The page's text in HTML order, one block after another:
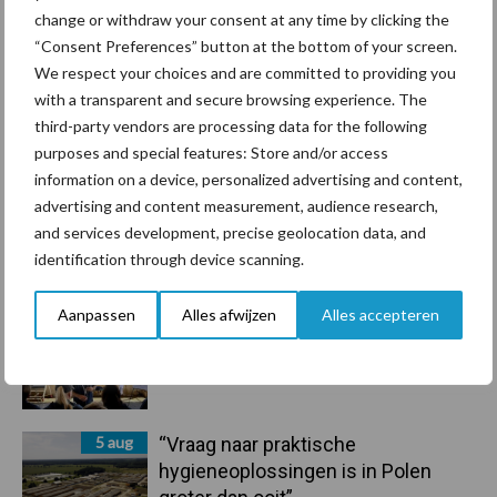
change or withdraw your consent at any time by clicking the
“Consent Preferences” button at the bottom of your screen.
We respect your choices and are committed to providing you
with a transparent and secure browsing experience. The
third-party vendors are processing data for the following
purposes and special features: Store and/or access
information on a device, personalized advertising and content,
advertising and content measurement, audience research,
and services development, precise geolocation data, and
identification through device scanning.
Aanpassen Alles afwijzen Alles accepteren
droogte en geopolitiek houden
handel in de greep
7 aug
De speenhuid: een vaak
onderschatte risicofactor voor
mastitis
ForFarmers ziet volume en
marktaandeel groeien in krimpende
6 aug
Tien praktische tips voor een
5 aug
“Vraag naar praktische
hygieneoplossingen is in Polen